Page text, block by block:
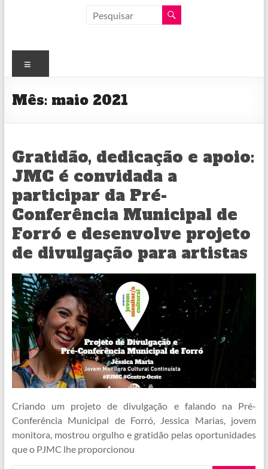
PROGRAMA
MONITOR
CULTURAL
Mês: maio 2021
Gratidão, dedicação e apoio:
JMC é convidada a
participar da Pré-
Conferência Municipal de
Forró e desenvolve projeto
de divulgação para artistas
Criando um projeto de divulgação e falando na Pré-
Conferência Municipal de Forró, Jessica Marias, jovem
monitora, mostrou orgulho e gratidão pelas oportunidades
que o PJMC lhe proporcionou